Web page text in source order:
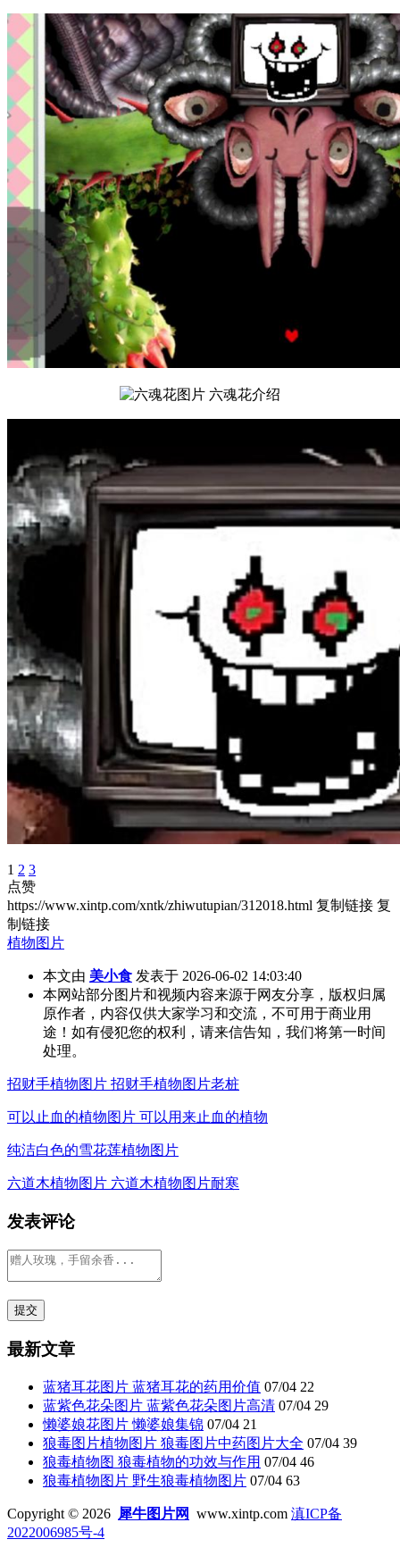
1 2 3
点赞
https://www.xintp.com/xntk/zhiwutupian/312018.html 复制链接 复
制链接
植物图片
本文由 美小食 发表于 2026-06-02 14:03:40
本网站部分图片和视频内容来源于网友分享，版权归属
原作者，内容仅供大家学习和交流，不可用于商业用
途！如有侵犯您的权利，请来信告知，我们将第一时间
处理。
招财手植物图片 招财手植物图片老桩
可以止血的植物图片 可以用来止血的植物
纯洁白色的雪花莲植物图片
六道木植物图片 六道木植物图片耐寒
发表评论
最新文章
蓝猪耳花图片 蓝猪耳花的药用价值 07/04 22
蓝紫色花朵图片 蓝紫色花朵图片高清 07/04 29
懒婆娘花图片 懒婆娘集锦 07/04 21
狼毒图片植物图片 狼毒图片中药图片大全 07/04 39
狼毒植物图 狼毒植物的功效与作用 07/04 46
狼毒植物图片 野生狼毒植物图片 07/04 63
Copyright © 2026 犀牛图片网 www.xintp.com 滇ICP备
2022006985号-4